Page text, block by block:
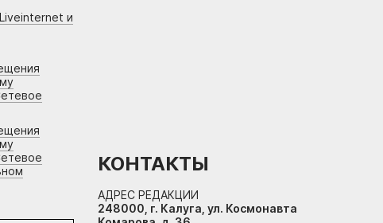
и
КОНТАКТЫ
АДРЕС РЕДАКЦИИ
248000, г. Калуга, ул. Космонавта